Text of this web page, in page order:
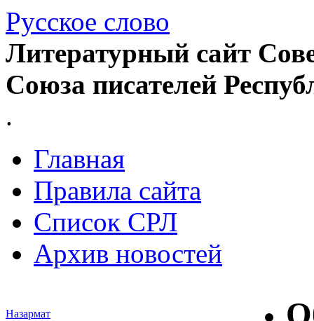
Русское слово
Литературный сайт
Союза писателей
.
Главная
Правила сайта
Список СРЛ
Архив новостей
Назармат